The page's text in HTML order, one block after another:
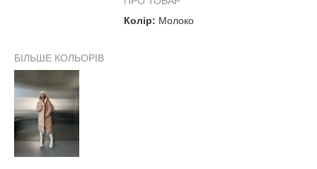
Колір: Молоко
БІЛЬШЕ КОЛЬОРІВ